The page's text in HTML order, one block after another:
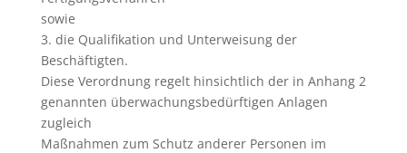
sowie
3. die Qualifikation und Unterweisung der
Beschäftigten.
Diese Verordnung regelt hinsichtlich der in Anhang 2
genannten überwachungsbedürftigen Anlagen
zugleich
Maßnahmen zum Schutz anderer Personen im